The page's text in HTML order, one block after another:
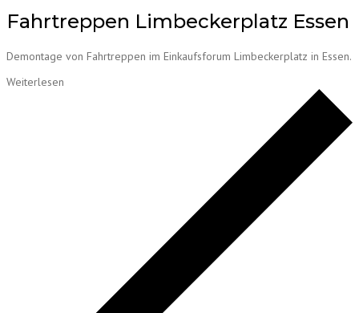
Fahrtreppen Limbeckerplatz Essen
Demontage von Fahrtreppen im Einkaufsforum Limbeckerplatz in Essen.
Weiterlesen